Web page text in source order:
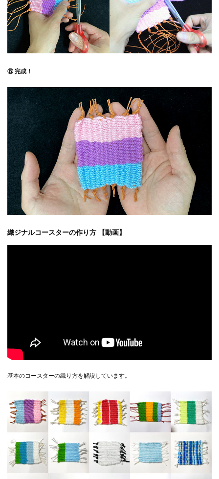
⑥ 完成！
織ジナルコースターの作り方 【動画】
基本のコースターの織り方を解説しています。